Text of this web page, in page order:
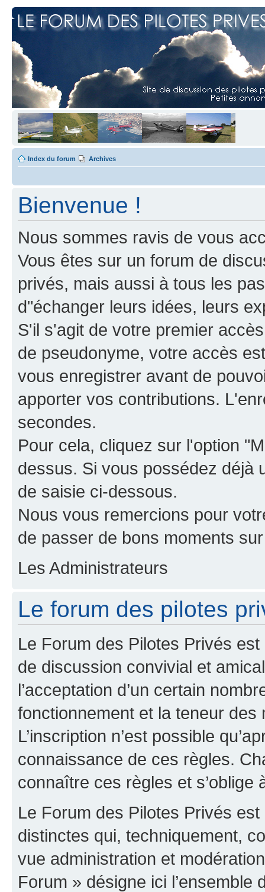
Index du forum Archives
Bienvenue !
Nous sommes ravis de vous
Vous êtes sur un forum de
privés, mais aussi à tous les
d"échanger leurs idées, leurs
S'il s'agit de votre premier
de pseudonyme, votre accès
vous enregistrer avant de
apporter vos contributions.
secondes.
Pour cela, cliquez sur l'option
dessus. Si vous possédez déjà
de saisie ci-dessous.
Nous vous remercions pour
de passer de bons moments
Les Administrateurs
Le forum des pilotes
Le Forum des Pilotes Privés
de discussion convivial et
l’acceptation d’un certain
fonctionnement et la teneur
L’inscription n’est possible
connaissance de ces règles.
connaître ces règles et s’oblige
Le Forum des Pilotes Privés
distinctes qui, techniquement,
vue administration et
Forum » désigne ici